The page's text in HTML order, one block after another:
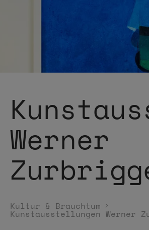
Werner
Kultur & Brauchtum
Kunstausstellungen Werner